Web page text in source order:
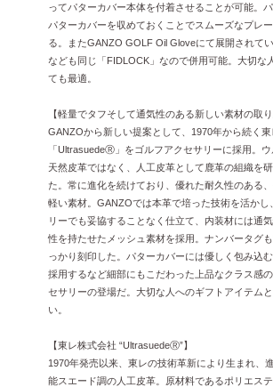
ってパターカバー本体を付着させることが可能。
パターカバーを収めておくことでスムーズなプレ
る。またGANZO GOLF Oil Gloveにて展開されて
なども同じ「FIDLOCK」なので併用可能。大切な
ても最適。
【軽量でタフそして通気性のある新しい素材の取り
GANZOから新しい提案として、1970年から続く
「UltrasuedeⓇ」をゴルフアクセサリーに採用。
天然皮革ではなく、人工皮革として鹿革の組織を
た。常に進化を続けており、優れた耐久性のある
軽い素材。GANZOでは本革で培った技術を活かし
リーでも妥協することなく仕立て、内装材には通
性を持たせたメッシュ素材を採用。ナンバータグ
っかり刻印した。パターカバーには優しく包み込
採用するなど細部にもこだわった上品なクラス感
セサリーの登場だ。大切な人へのギフトアイテム
い。
【東レ株式会社 “UltrasuedeⓇ”】
1970年発売以来、東レの技術革新により生まれ、
能スエード調の人工皮革。原材料であるポリエス